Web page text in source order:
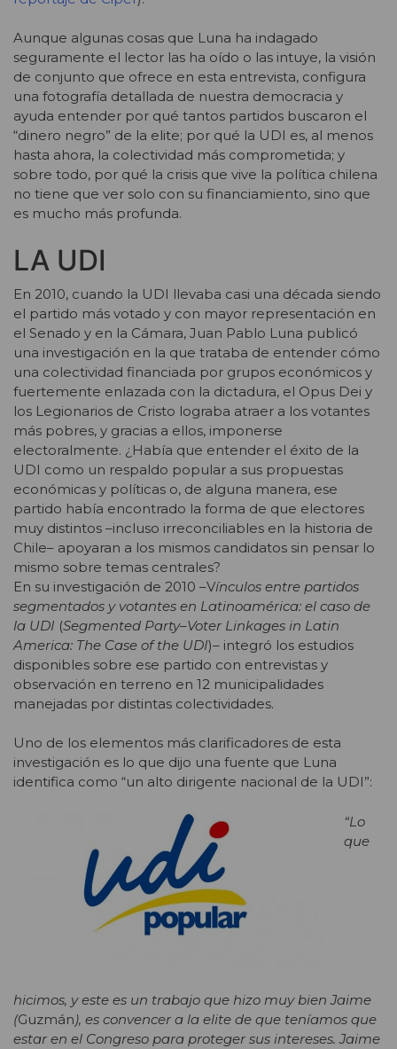
Aunque algunas cosas que Luna ha indagado
seguramente el lector las ha oído o las intuye, la visión
de conjunto que ofrece en esta entrevista, configura
una fotografía detallada de nuestra democracia y
ayuda entender por qué tantos partidos buscaron el
“dinero negro” de la elite; por qué la UDI es, al menos
hasta ahora, la colectividad más comprometida; y
sobre todo, por qué la crisis que vive la política chilena
no tiene que ver solo con su financiamiento, sino que
es mucho más profunda.
LA UDI
En 2010, cuando la UDI llevaba casi una década siendo
el partido más votado y con mayor representación en
el Senado y en la Cámara, Juan Pablo Luna publicó
una investigación en la que trataba de entender cómo
una colectividad financiada por grupos económicos y
fuertemente enlazada con la dictadura, el Opus Dei y
los Legionarios de Cristo lograba atraer a los votantes
más pobres, y gracias a ellos, imponerse
electoralmente. ¿Había que entender el éxito de la
UDI como un respaldo popular a sus propuestas
económicas y políticas o, de alguna manera, ese
partido había encontrado la forma de que electores
muy distintos –incluso irreconciliables en la historia de
Chile– apoyaran a los mismos candidatos sin pensar lo
mismo sobre temas centrales?
En su investigación de 2010 –Vínculos entre partidos
segmentados y votantes en Latinoamérica: el caso de
la UDI (Segmented Party–Voter Linkages in Latin
America: The Case of the UDI)– integró los estudios
disponibles sobre ese partido con entrevistas y
observación en terreno en 12 municipalidades
manejadas por distintas colectividades.
Uno de los elementos más clarificadores de esta
investigación es lo que dijo una fuente que Luna
identifica como “un alto dirigente nacional de la UDI”:
“Lo
que
hicimos, y este es un trabajo que hizo muy bien Jaime
(Guzmán), es convencer a la elite de que teníamos que
estar en el Congreso para proteger sus intereses. Jaime